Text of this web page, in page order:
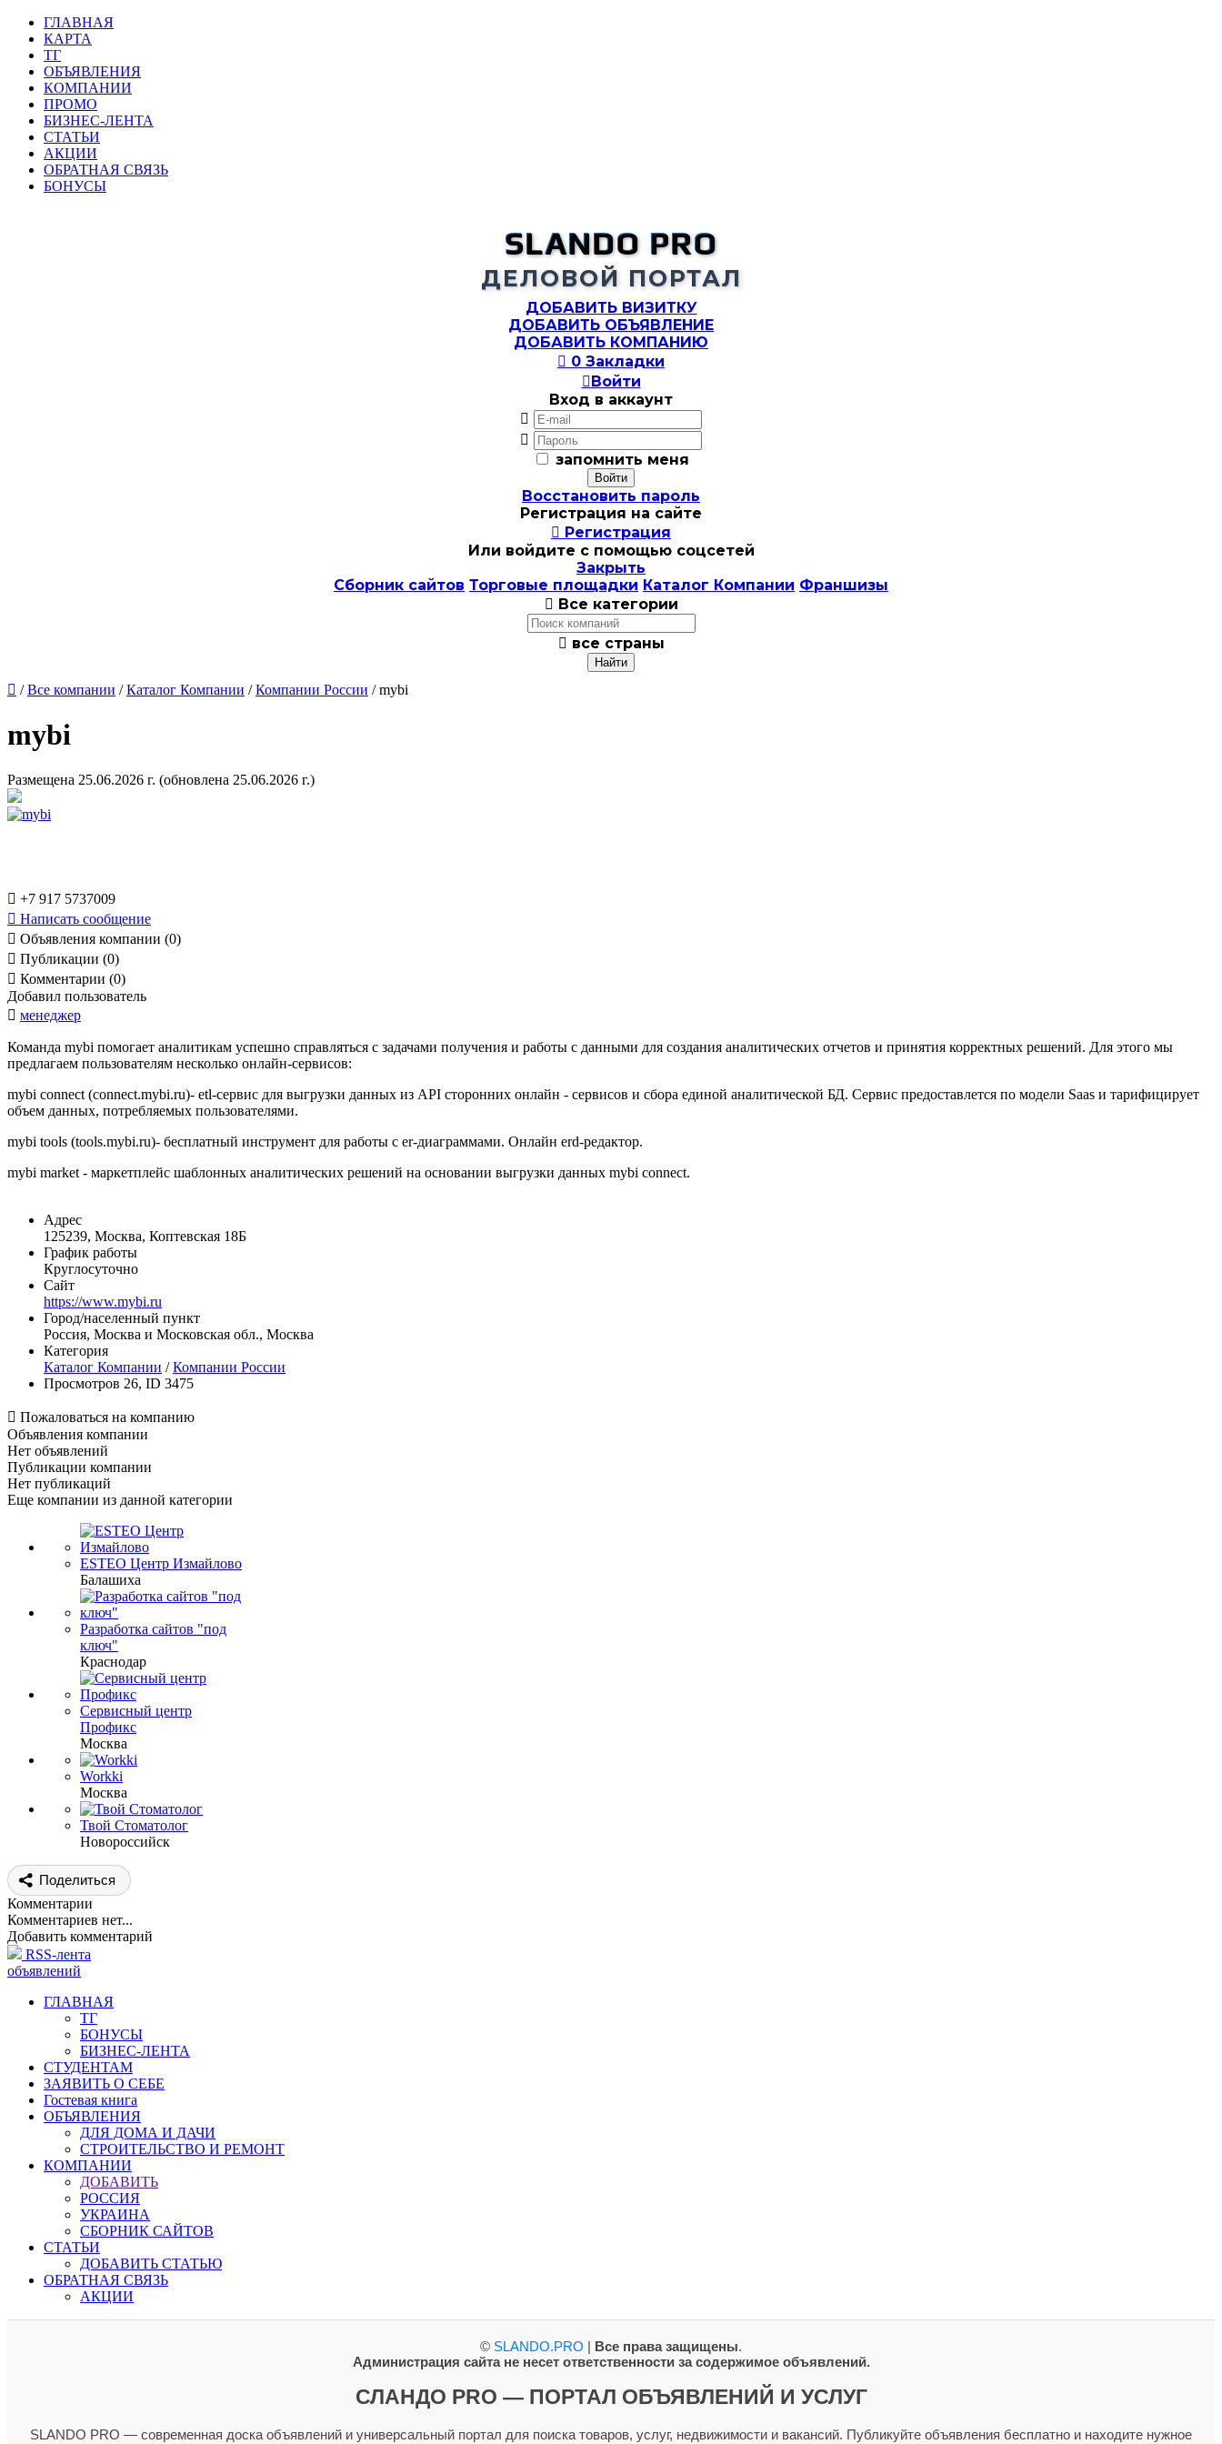
ГЛАВНАЯ
КАРТА
ТГ
ОБЪЯВЛЕНИЯ
КОМПАНИИ
ПРОМО
БИЗНЕС-ЛЕНТА
СТАТЬИ
АКЦИИ
ОБРАТНАЯ СВЯЗЬ
БОНУСЫ
SLANDO PRO
ДЕЛОВОЙ ПОРТАЛ
ДОБАВИТЬ ВИЗИТКУ
ДОБАВИТЬ ОБЪЯВЛЕНИЕ
ДОБАВИТЬ КОМПАНИЮ
 0 Закладки
Войти
Вход в аккаунт


запомнить меня
Восстановить пароль
Регистрация на сайте
 Регистрация
Или войдите с помощью соцсетей
Закрыть
Сборник сайтов Торговые площадки Каталог Компании Франшизы
 Все категории
 все страны
 /Все компании /Каталог Компании /Компании России / mybi
mybi
Размещена 25.06.2026 г. (обновлена 25.06.2026 г.)
 +7 917 5737009
 Написать сообщение
 Объявления компании (0)
 Публикации (0)
 Комментарии (0)
Добавил пользователь
 менеджер
Команда mybi помогает аналитикам успешно справляться с задачами получения и работы с данными для создания аналитических отчетов и принятия корректных решений. Для этого мы
предлагаем пользователям несколько онлайн-сервисов:
mybi connect (connect.mybi.ru)- etl-сервис для выгрузки данных из API сторонних онлайн - сервисов и сбора единой аналитической БД. Сервис предоставлется по модели Saas и тарифицирует
объем данных, потребляемых пользователями.
mybi tools (tools.mybi.ru)- бесплатный инструмент для работы с er-диаграммами. Онлайн erd-редактор.
mybi market - маркетплейс шаблонных аналитических решений на основании выгрузки данных mybi connect.
Адрес
125239, Москва, Коптевская 18Б
График работы
Круглосуточно
Сайт
https://www.mybi.ru
Город/населенный пункт
Россия, Москва и Московская обл., Москва
Категория
Каталог Компании /Компании России
Просмотров 26, ID 3475
 Пожаловаться на компанию
Объявления компании
Нет объявлений
Публикации компании
Нет публикаций
Еще компании из данной категории
ESTEO Центр Измайлово
Балашиха
Разработка сайтов "под
ключ"
Краснодар
Сервисный центр
Профикс
Москва
Workki
Москва
Твой Стоматолог
Новороссийск
Поделиться
Комментарии
Комментариев нет...
Добавить комментарий
RSS-лента
объявлений
ГЛАВНАЯ
ТГ
БОНУСЫ
БИЗНЕС-ЛЕНТА
СТУДЕНТАМ
ЗАЯВИТЬ О СЕБЕ
Гостевая книга
ОБЪЯВЛЕНИЯ
ДЛЯ ДОМА И ДАЧИ
СТРОИТЕЛЬСТВО И РЕМОНТ
КОМПАНИИ
ДОБАВИТЬ
РОССИЯ
УКРАИНА
СБОРНИК САЙТОВ
СТАТЬИ
ДОБАВИТЬ СТАТЬЮ
ОБРАТНАЯ СВЯЗЬ
АКЦИИ
© SLANDO.PRO | Все права защищены.
Администрация сайта не несет ответственности за содержимое объявлений.
СЛАНДО PRO — ПОРТАЛ ОБЪЯВЛЕНИЙ И УСЛУГ
SLANDO PRO — современная доска объявлений и универсальный портал для поиска товаров, услуг, недвижимости и вакансий. Публикуйте объявления бесплатно и находите нужное